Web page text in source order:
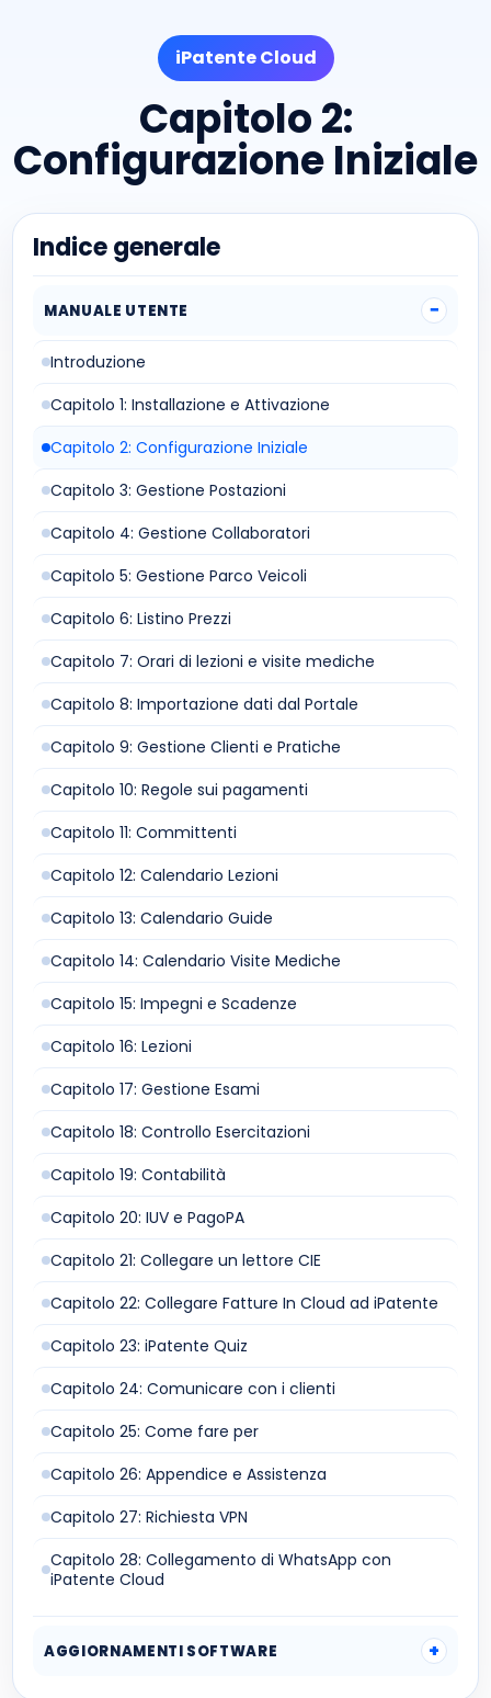
iPatente Cloud
Capitolo 2:
Configurazione Iniziale
Indice generale
MANUALE UTENTE
Introduzione
Capitolo 1: Installazione e Attivazione
Capitolo 2: Configurazione Iniziale
Capitolo 3: Gestione Postazioni
Capitolo 4: Gestione Collaboratori
Capitolo 5: Gestione Parco Veicoli
Capitolo 6: Listino Prezzi
Capitolo 7: Orari di lezioni e visite mediche
Capitolo 8: Importazione dati dal Portale
Capitolo 9: Gestione Clienti e Pratiche
Capitolo 10: Regole sui pagamenti
Capitolo 11: Committenti
Capitolo 12: Calendario Lezioni
Capitolo 13: Calendario Guide
Capitolo 14: Calendario Visite Mediche
Capitolo 15: Impegni e Scadenze
Capitolo 16: Lezioni
Capitolo 17: Gestione Esami
Capitolo 18: Controllo Esercitazioni
Capitolo 19: Contabilità
Capitolo 20: IUV e PagoPA
Capitolo 21: Collegare un lettore CIE
Capitolo 22: Collegare Fatture In Cloud ad iPatente
Capitolo 23: iPatente Quiz
Capitolo 24: Comunicare con i clienti
Capitolo 25: Come fare per
Capitolo 26: Appendice e Assistenza
Capitolo 27: Richiesta VPN
Capitolo 28: Collegamento di WhatsApp con
iPatente Cloud
AGGIORNAMENTI SOFTWARE